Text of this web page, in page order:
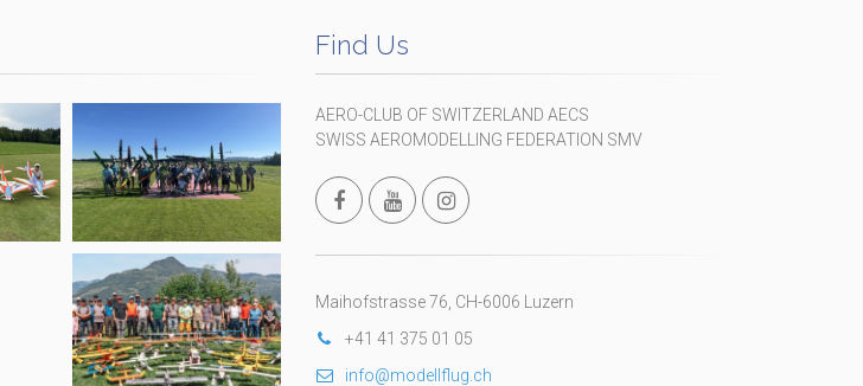
Find Us
AERO-CLUB OF SWITZERLAND AECS
SWISS AEROMODELLING FEDERATION SMV
Maihofstrasse 76, CH-6006 Luzern
+41 41 375 01 05
info@modellflug.ch